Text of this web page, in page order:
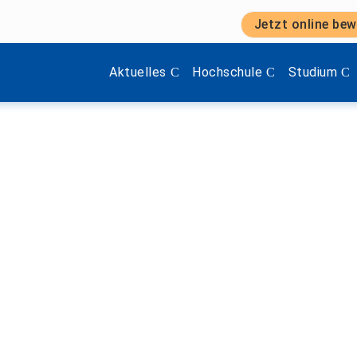
Jetzt online
Aktuelles
Zeige Menü-Unterpunkte von 'Aktuelles'.
Hochschule
Zeige Menü-Unterpunkte
Studium
Zeige
Digitales Produktmanagement